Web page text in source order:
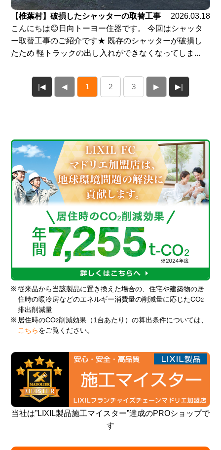
【椎葉村】破損したシャッターの取替工事
2026.03.18
こんにちは😊日向トーヨー住器です。 今回はシャッタ
ー取替工事のご紹介です★ 既存のシャッターが破損し
たため 軽トラックの出し入れができなくなってしま...
|◀ ◀ 1 2 3 ▶ ▶|
※ 従来品から当該製品に置き換えた場合の、住宅や建築物の居
住時の暖冷房などのエネルギー消費量の削減量に応じたCO2
排出削減量
※ 居住時のCO2削減効果（1台あたり）の算出条件については、
こちら をご覧ください。
当社は”LIXIL製品施工マイスター”達成のPROショップで
す